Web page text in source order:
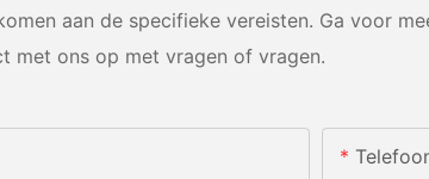
aan de specifieke vereisten. Ga voor
met ons op met vragen of vragen.